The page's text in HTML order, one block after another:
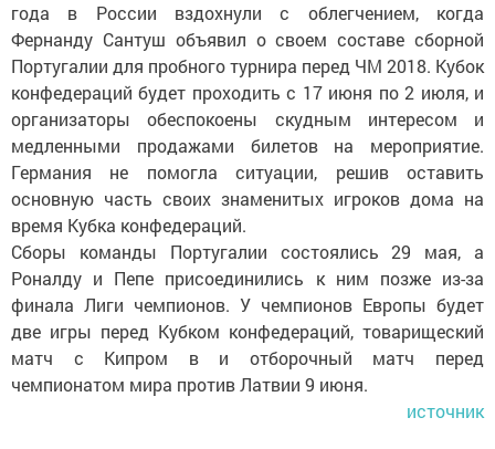
года в России вздохнули с облегчением, когда
Фернанду Сантуш объявил о своем составе сборной
Португалии для пробного турнира перед ЧМ 2018. Кубок
конфедераций будет проходить с 17 июня по 2 июля, и
организаторы обеспокоены скудным интересом и
медленными продажами билетов на мероприятие.
Германия не помогла ситуации, решив оставить
основную часть своих знаменитых игроков дома на
время Кубка конфедераций.
Сборы команды Португалии состоялись 29 мая, а
Роналду и Пепе присоединились к ним позже из-за
финала Лиги чемпионов. У чемпионов Европы будет
две игры перед Кубком конфедераций, товарищеский
матч с Кипром в и отборочный матч перед
чемпионатом мира против Латвии 9 июня.
источник